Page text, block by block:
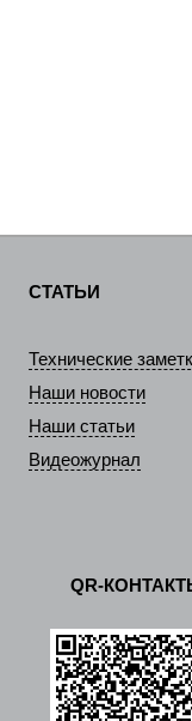
СТАТЬИ
Технические
Наши новости
Наши статьи
Видеожурнал
QR-